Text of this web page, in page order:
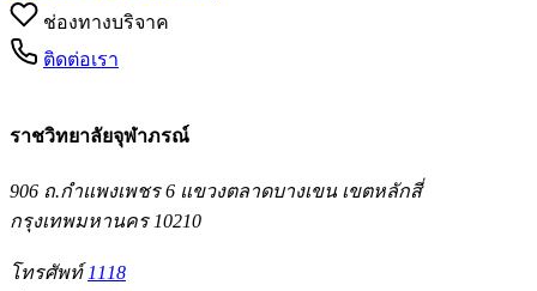
ช่องทางบริจาค
ติดต่อเรา
ราชวิทยาลัยจุฬาภรณ์
906 ถ.กำแพงเพชร 6 แขวงตลาดบางเขน เขตหลักสี่
กรุงเทพมหานคร 10210
โทรศัพท์ 1118